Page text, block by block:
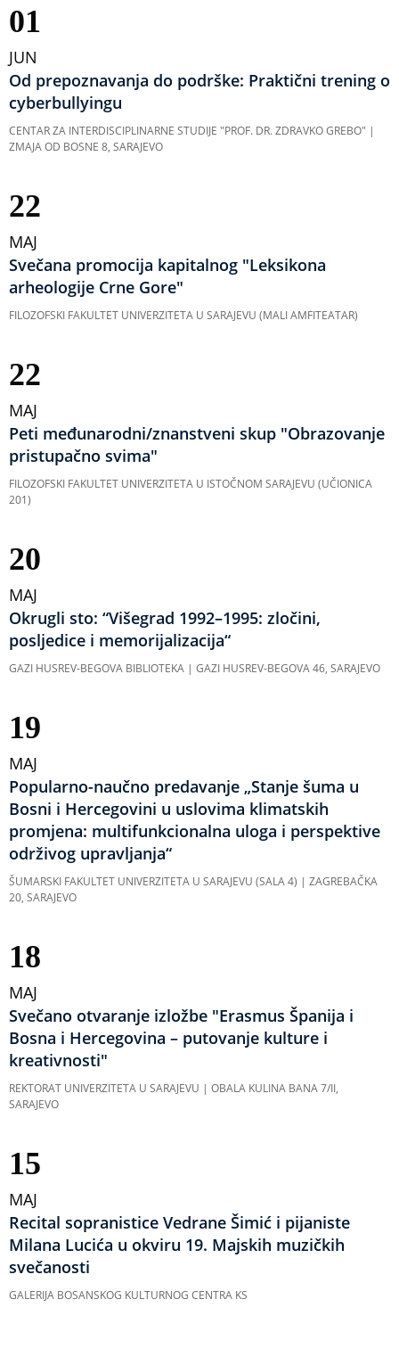
01
JUN
Od prepoznavanja do podrške: Praktični trening o
cyberbullyingu
CENTAR ZA INTERDISCIPLINARNE STUDIJE "PROF. DR. ZDRAVKO GREBO" |
ZMAJA OD BOSNE 8, SARAJEVO
22
MAJ
Svečana promocija kapitalnog "Leksikona
arheologije Crne Gore"
FILOZOFSKI FAKULTET UNIVERZITETA U SARAJEVU (MALI AMFITEATAR)
22
MAJ
Peti međunarodni/znanstveni skup "Obrazovanje
pristupačno svima"
FILOZOFSKI FAKULTET UNIVERZITETA U ISTOČNOM SARAJEVU (UČIONICA
201)
20
MAJ
Okrugli sto: “Višegrad 1992–1995: zločini,
posljedice i memorijalizacija“
GAZI HUSREV-BEGOVA BIBLIOTEKA | GAZI HUSREV-BEGOVA 46, SARAJEVO
19
MAJ
Popularno-naučno predavanje „Stanje šuma u
Bosni i Hercegovini u uslovima klimatskih
promjena: multifunkcionalna uloga i perspektive
održivog upravljanja“
ŠUMARSKI FAKULTET UNIVERZITETA U SARAJEVU (SALA 4) | ZAGREBAČKA
20, SARAJEVO
18
MAJ
Svečano otvaranje izložbe "Erasmus Španija i
Bosna i Hercegovina – putovanje kulture i
kreativnosti"
REKTORAT UNIVERZITETA U SARAJEVU | OBALA KULINA BANA 7/II,
SARAJEVO
15
MAJ
Recital sopranistice Vedrane Šimić i pijaniste
Milana Lucića u okviru 19. Majskih muzičkih
svečanosti
GALERIJA BOSANSKOG KULTURNOG CENTRA KS